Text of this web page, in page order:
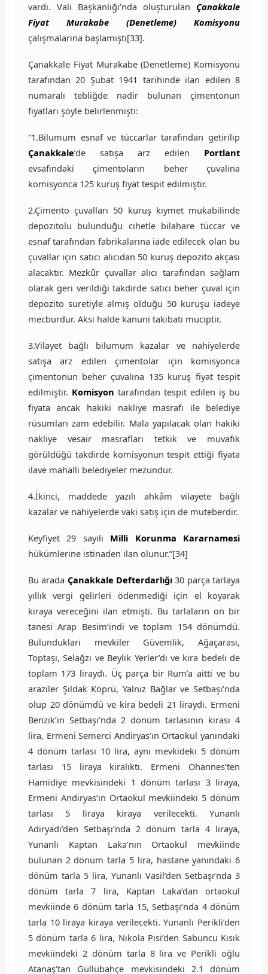
vardı. Vali Başkanlığı’nda oluşturulan Çanakkale
Fiyat Murakabe (Denetleme) Komisyonu
çalışmalarına başlamıştı[33].
Çanakkale Fiyat Murakabe (Denetleme) Komisyonu
tarafından 20 Şubat 1941 tarihinde ilan edilen 8
numaralı tebliğde nadir bulunan çimentonun
fiyatları şöyle belirlenmişti:
“1.Bilumum esnaf ve tüccarlar tarafından getirilip
Çanakkale’de satışa arz edilen Portlant
evsafındaki çimentoların beher çuvalına
komisyonca 125 kuruş fiyat tespit edilmiştir.
2.Çimento çuvalları 50 kuruş kıymet mukabilinde
depozitolu bulunduğu cihetle bilahare tüccar ve
esnaf tarafından fabrikalarına iade edilecek olan bu
çuvallar için satıcı alıcıdan 50 kuruş depozito akçası
alacaktır. Mezkûr çuvallar alıcı tarafından sağlam
olarak geri verildiği takdirde satıcı beher çuval için
depozito suretiyle almış olduğu 50 kuruşu iadeye
mecburdur. Aksi halde kanuni takibatı muciptir.
3.Vilayet bağlı bilumum kazalar ve nahiyelerde
satışa arz edilen çimentolar için komisyonca
çimentonun beher çuvalına 135 kuruş fiyat tespit
edilmiştir. Komisyon tarafından tespit edilen iş bu
fiyata ancak hakiki nakliye masrafı ile belediye
rüsumları zam edebilir. Mala yapılacak olan hakiki
nakliye vesair masrafları tetkik ve muvafık
görüldüğü takdirde komisyonun tespit ettiği fiyata
ilave mahalli belediyeler mezundur.
4.İkinci, maddede yazılı ahkâm vilayete bağlı
kazalar ve nahiyelerde vaki satış için de muteberdir.
Keyfiyet 29 sayılı Milli Korunma Kararnamesi
hükümlerine istinaden ilan olunur.”[34]
Bu arada Çanakkale Defterdarlığı 30 parça tarlaya
yıllık vergi gelirleri ödenmediği için el koyarak
kiraya vereceğini ilan etmişti. Bu tarlaların on bir
tanesi Arap Besim’indi ve toplam 154 dönümdü.
Bulundukları mevkiler Güvemlik, Ağaçarası,
Toptaşı, Selağzı ve Beylik Yerler’di ve kira bedeli de
toplam 173 liraydı. Üç parça bir Rum’a aitti ve bu
araziler Şıldak Köprü, Yalnız Bağlar ve Setbaşı’nda
olup 20 dönümdü ve kira bedeli 21 liraydı. Ermeni
Benzik’in Setbaşı’nda 2 dönüm tarlasının kirası 4
lira, Ermeni Semerci Andiryas’ın Ortaokul yanındaki
4 dönüm tarlası 10 lira, aynı mevkideki 5 dönüm
tarlası 15 liraya kiralıktı. Ermeni Ohannes’ten
Hamidiye mevkisindeki 1 dönüm tarlası 3 liraya,
Ermeni Andiryas’ın Ortaokul mevkiindeki 5 dönüm
tarlası 5 liraya kiraya verilecekti. Yunanlı
Adiryadi’den Setbaşı’nda 2 dönüm tarla 4 liraya,
Yunanlı Kaptan Laka’nın Ortaokul mevkiinde
bulunan 2 dönüm tarla 5 lira, hastane yanındaki 6
dönüm tarla 5 lira, Yunanlı Vasil’den Setbaşı’nda 3
dönüm tarla 7 lira, Kaptan Laka’dan ortaokul
mevkiinde 6 dönüm tarla 15, Setbaşı’nda 4 dönüm
tarla 10 liraya kiraya verilecekti. Yunanlı Perikli’den
5 dönüm tarla 6 lira, Nikola Pisi’den Sabuncu Kısık
mevkiindeki 2 dönüm tarla 8 lira ve Perikli oğlu
Atanaş’tan Güllübahçe mevkisindeki 2.1 dönüm